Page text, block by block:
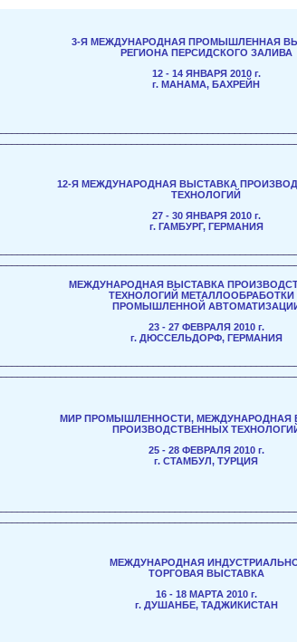
3-Я МЕЖДУНАРОДНАЯ ПРОМЫШЛЕННАЯ
РЕГИОНА ПЕРСИДСКОГО ЗАЛИВА
12 - 14 ЯНВАРЯ2010 г.
г. МАНАМА, БАХРЕЙН
12-Я МЕЖДУНАРОДНАЯ ВЫСТАВКА
ТЕХНОЛОГИЙ
27 - 30 ЯНВАРЯ 2010 г.
г. ГАМБУРГ, ГЕРМАНИЯ
МЕЖДУНАРОДНАЯ ВЫСТАВКА
ТЕХНОЛОГИЙ МЕТАЛЛООБРАБОТКИ
ПРОМЫШЛЕННОЙ
23 - 27 ФЕВРАЛЯ 2010 г.
г. ДЮССЕЛЬДОРФ, ГЕРМАНИЯ
МИР ПРОМЫШЛЕННОСТИ, МЕЖДУНАРОДНАЯ
ПРОИЗВОДСТВЕННЫХ
25 - 28 ФЕВРАЛЯ 2010 г.
г. СТАМБУЛ, ТУРЦИЯ
МЕЖДУНАРОДНАЯ
ТОРГОВАЯ ВЫСТАВКА
16 - 18 МАРТА 2010 г.
г. ДУШАНБЕ, ТАДЖИКИСТАН